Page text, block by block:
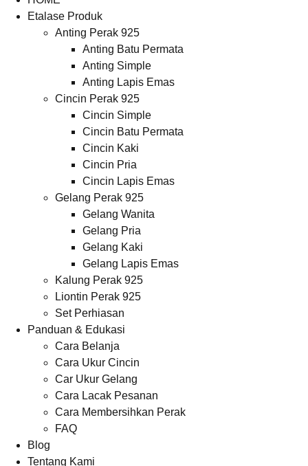
Etalase Produk
Anting Perak 925
Anting Batu Permata
Anting Simple
Anting Lapis Emas
Cincin Perak 925
Cincin Simple
Cincin Batu Permata
Cincin Kaki
Cincin Pria
Cincin Lapis Emas
Gelang Perak 925
Gelang Wanita
Gelang Pria
Gelang Kaki
Gelang Lapis Emas
Kalung Perak 925
Liontin Perak 925
Set Perhiasan
Panduan & Edukasi
Cara Belanja
Cara Ukur Cincin
Car Ukur Gelang
Cara Lacak Pesanan
Cara Membersihkan Perak
FAQ
Blog
Tentang Kami